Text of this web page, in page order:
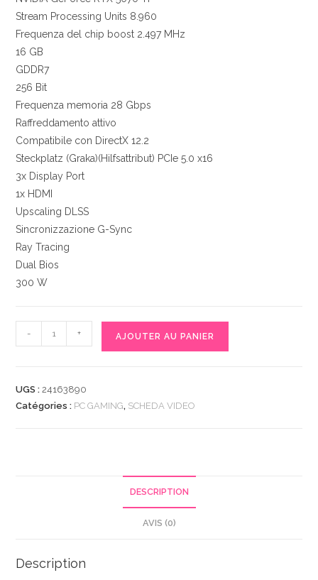
Stream Processing Units 8.960
Frequenza del chip boost 2.497 MHz
16 GB
GDDR7
256 Bit
Frequenza memoria 28 Gbps
Raffreddamento attivo
Compatibile con DirectX 12.2
Steckplatz (Graka)(Hilfsattribut) PCIe 5.0 x16
3x Display Port
1x HDMI
Upscaling DLSS
Sincronizzazione G-Sync
Ray Tracing
Dual Bios
300 W
de
RTX
- + AJOUTER AU PANIER
UGS :24163890
Catégories : PC GAMING, SCHEDA VIDEO
DESCRIPTION
AVIS (0)
Description